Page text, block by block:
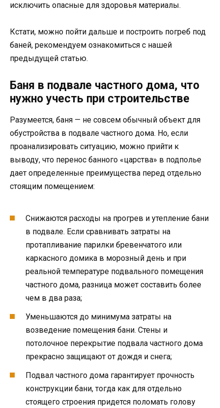
исключить опасные для здоровья материалы.
Кстати, можно пойти дальше и построить погреб под
баней, рекомендуем ознакомиться с нашей
предыдущей статью.
Баня в подвале частного дома, что
нужно учесть при строительстве
Разумеется, баня — не совсем обычный объект для
обустройства в подвале частного дома. Но, если
проанализировать ситуацию, можно прийти к
выводу, что перенос банного «царства» в подполье
дает определенные преимущества перед отдельно
стоящим помещением:
Снижаются расходы на прогрев и утепление бани
в подвале. Если сравнивать затраты на
протапливание парилки бревенчатого или
каркасного домика в морозный день и при
реальной температуре подвального помещения
частного дома, разница может составить более
чем в два раза;
Уменьшаются до минимума затраты на
возведение помещения бани. Стены и
потолочное перекрытие подвала частного дома
прекрасно защищают от дождя и снега;
Подвал частного дома гарантирует прочность
конструкции бани, тогда как для отдельно
стоящего строения придется поломать голову